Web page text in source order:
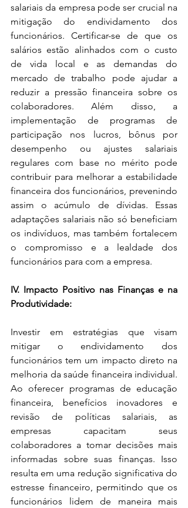
salariais da empresa pode ser crucial na
mitigação do endividamento dos
funcionários. Certificar-se de que os
salários estão alinhados com o custo
de vida local e as demandas do
mercado de trabalho pode ajudar a
reduzir a pressão financeira sobre os
colaboradores. Além disso, a
implementação de programas de
participação nos lucros, bônus por
desempenho ou ajustes salariais
regulares com base no mérito pode
contribuir para melhorar a estabilidade
financeira dos funcionários, prevenindo
assim o acúmulo de dívidas. Essas
adaptações salariais não só beneficiam
os indivíduos, mas também fortalecem
o compromisso e a lealdade dos
funcionários para com a empresa.
IV. Impacto Positivo nas Finanças e na
Produtividade:
Investir em estratégias que visam
mitigar o endividamento dos
funcionários tem um impacto direto na
melhoria da saúde financeira individual.
Ao oferecer programas de educação
financeira, benefícios inovadores e
revisão de políticas salariais, as
empresas capacitam seus
colaboradores a tomar decisões mais
informadas sobre suas finanças. Isso
resulta em uma redução significativa do
estresse financeiro, permitindo que os
funcionários lidem de maneira mais